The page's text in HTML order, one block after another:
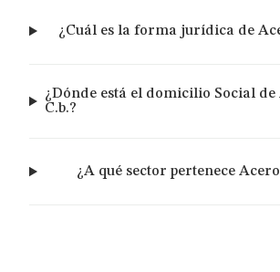
¿Cuál es la forma jurídica de
¿Dónde está el domicilio Social de
C.b.?
¿A qué sector pertenece